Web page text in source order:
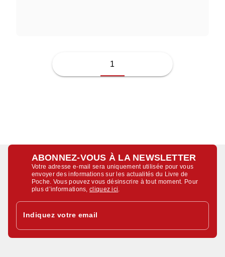
1
ABONNEZ-VOUS À LA NEWSLETTER
Votre adresse e-mail sera uniquement utilisée pour vous
envoyer des informations sur les actualités du Livre de
Poche. Vous pouvez vous désinscrire à tout moment. Pour
plus d’informations,cliquez ici
Indiquez votre email